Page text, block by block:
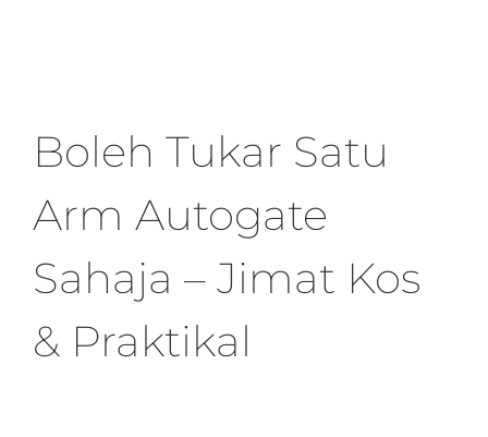
Boleh Tukar Satu
Arm Autogate
Sahaja – Jimat Kos
& Praktikal